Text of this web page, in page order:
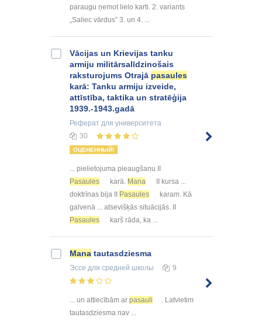
paraugu ņemot lielo karti. 2. variants
„Saliec vārdus” 3. un 4. ...
Vācijas un Krievijas tanku
armiju militārsalīdzinošais
raksturojums Otrajā pasaules
karā: Tanku armiju izveide,
attīstība, taktika un stratēģija
1939.-1943.gadā
Реферат для университета
30
ОЦЕНЕННЫЙ!
... pielietojuma pieaugšanu II
Pasaules
karā. Mana
II kursa ...
doktrīnas bija II
Pasaules
karam. Kā
galvenā ... atsevišķās situācijās. II
Pasaules
karš rāda, ka ...
Mana tautasdziesma
Эссе для средней школы 9
... un attiecībām ar pasauli
. Latvietim
tautasdziesma nav ...